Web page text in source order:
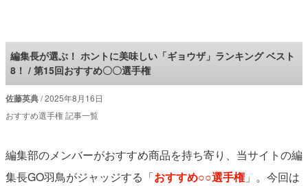
ロケットニュース24
編集長が選ぶ！ ホントに美味しい「ギョウザ」ランキング ベスト
8！ / 第15回おすすめ〇〇選手権
佐藤英典 2025年8月16日
おすすめ選手権 記事一覧
編集部のメンバーがおすすめ商品を持ち寄り、当サイトの編
集長GO羽鳥がジャッジする「おすすめ○○選手権」。今回は